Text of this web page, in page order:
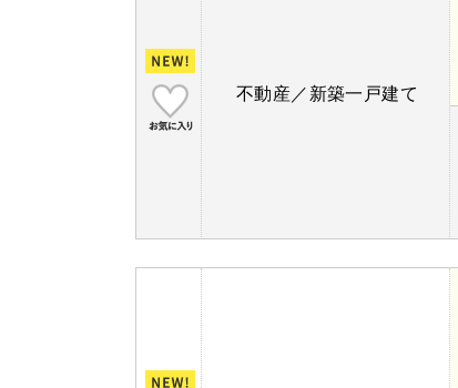
不動産／新築一戸建て